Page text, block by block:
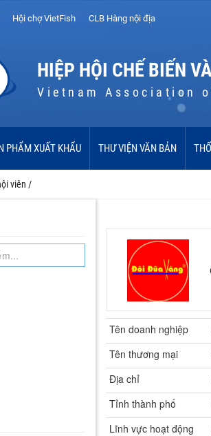
Hội chợ VietFish CLB Hàng nội địa
HIỆP HỘI CHẾ BIẾN
Vietnam Association
PHẨM XUẤT KHẨU THƯ VIỆN VĂN BẢN
viên /
Tên doanh nghiệp
Tên thương mại
Địa chỉ
Tỉnh thành phố
Lĩnh vực hoạt động